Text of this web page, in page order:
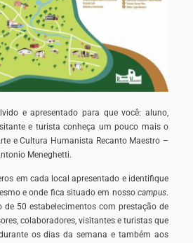
e apresentado para que você: aluno,
e turista conheça um pouco mais o
e Cultura Humanista Recanto Maestro –
Meneghetti.
em cada local apresentado e identifique
e onde fica situado em nosso campus.
50 estabelecimentos com prestação de
colaboradores, visitantes e turistas que
os dias da semana e também aos